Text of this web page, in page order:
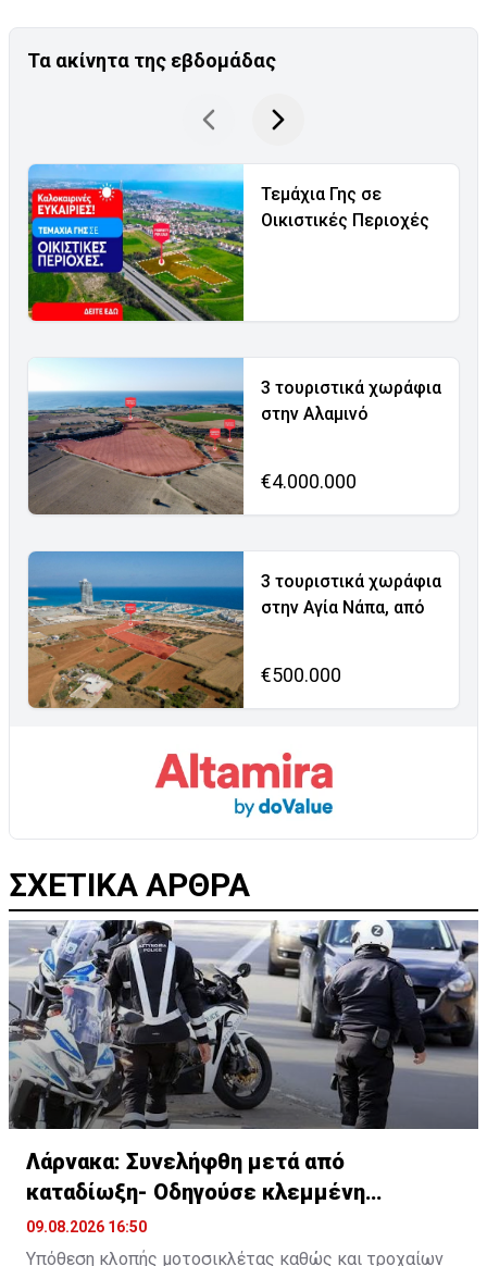
Τα ακίνητα της εβδομάδας
Τεμάχια Γης σε
Οικιστικές Περιοχές
3 τουριστικά χωράφια
στην Αλαμινό
€4.000.000
3 τουριστικά χωράφια
στην Αγία Νάπα, από
€500.000
ΣΧΕΤΙΚΑ ΑΡΘΡΑ
Λάρνακα: Συνελήφθη μετά από
καταδίωξη- Οδηγούσε κλεμμένη
μοτοσικλέτα
09.08.2026 16:50
Υπόθεση κλοπής μοτοσικλέτας καθώς και τροχαίων